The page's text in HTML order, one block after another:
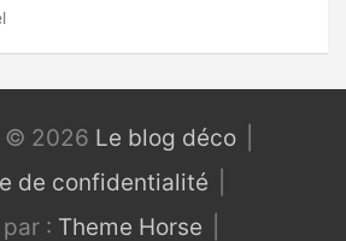
© 2026 Le blog déco
de confidentialité
: Theme Horse